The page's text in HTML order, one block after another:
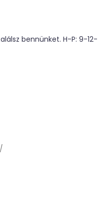
bennünket. H-P: 9-12-